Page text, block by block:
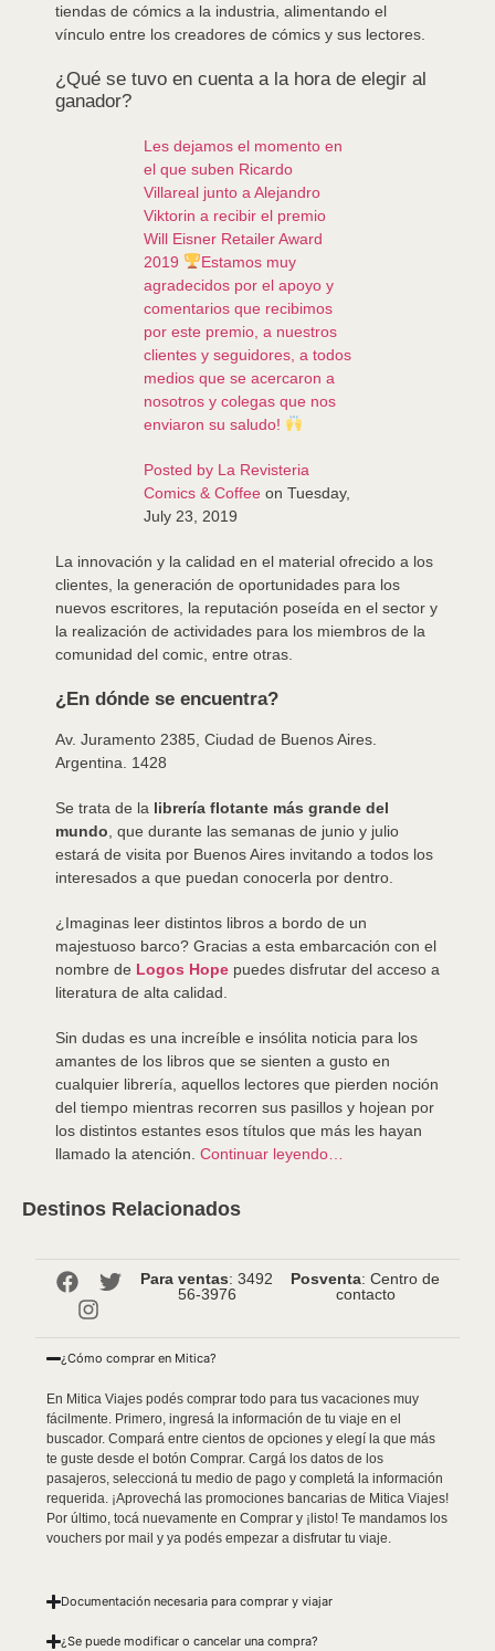
tiendas de cómics a la industria, alimentando el
vínculo entre los creadores de cómics y sus lectores.
¿Qué se tuvo en cuenta a la hora de elegir al
ganador?
Les dejamos el momento en
el que suben Ricardo
Villareal junto a Alejandro
Viktorin a recibir el premio
Will Eisner Retailer Award
2019
Estamos muy
agradecidos por el apoyo y
comentarios que recibimos
por este premio, a nuestros
clientes y seguidores, a todos
medios que se acercaron a
nosotros y colegas que nos
enviaron su saludo!
Posted by La Revisteria
Comics & Coffee on Tuesday,
July 23, 2019
La innovación y la calidad en el material ofrecido a los
clientes, la generación de oportunidades para los
nuevos escritores, la reputación poseída en el sector y
la realización de actividades para los miembros de la
comunidad del comic, entre otras.
¿En dónde se encuentra?
Av. Juramento 2385, Ciudad de Buenos Aires.
Argentina. 1428
Se trata de la librería flotante más grande del
mundo , que durante las semanas de junio y julio
estará de visita por Buenos Aires invitando a todos los
interesados a que puedan conocerla por dentro.
¿Imaginas leer distintos libros a bordo de un
majestuoso barco? Gracias a esta embarcación con el
nombre de Logos Hope puedes disfrutar del acceso a
literatura de alta calidad.
Sin dudas es una increíble e insólita noticia para los
amantes de los libros que se sienten a gusto en
cualquier librería, aquellos lectores que pierden noción
del tiempo mientras recorren sus pasillos y hojean por
los distintos estantes esos títulos que más les hayan
llamado la atención. Continuar leyendo…
Destinos Relacionados
Para ventas: 3492
56-3976
Posventa: Centro de
contacto
¿Cómo comprar en Mitica?
En Mitica Viajes podés comprar todo para tus vacaciones muy
fácilmente. Primero, ingresá la información de tu viaje en el
buscador. Compará entre cientos de opciones y elegí la que más
te guste desde el botón Comprar. Cargá los datos de los
pasajeros, seleccioná tu medio de pago y completá la información
requerida. ¡Aprovechá las promociones bancarias de Mitica Viajes!
Por último, tocá nuevamente en Comprar y ¡listo! Te mandamos los
vouchers por mail y ya podés empezar a disfrutar tu viaje.
Documentación necesaria para comprar y viajar
¿Se puede modificar o cancelar una compra?